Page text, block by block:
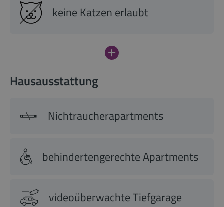
keine Katzen erlaubt
Hausausstattung
Nichtraucherapartments
behindertengerechte Apartments
videoüberwachte Tiefgarage